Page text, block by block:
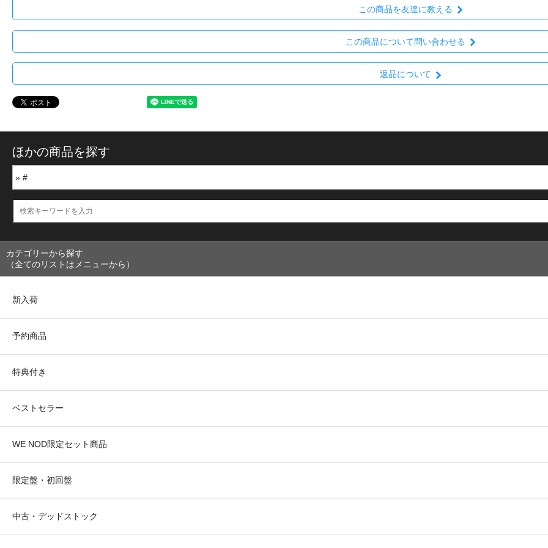
この商品を友達に教える
この商品について問い合わせる
返品について
ほかの商品を探す
カテゴリーから探す
（全てのリストはメニューから）
新入荷
予約商品
特典付き
ベストセラー
WE NOD限定セット商品
限定盤・初回盤
中古・デッドストック